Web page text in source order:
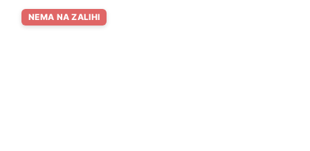
NEMA NA ZALIHI